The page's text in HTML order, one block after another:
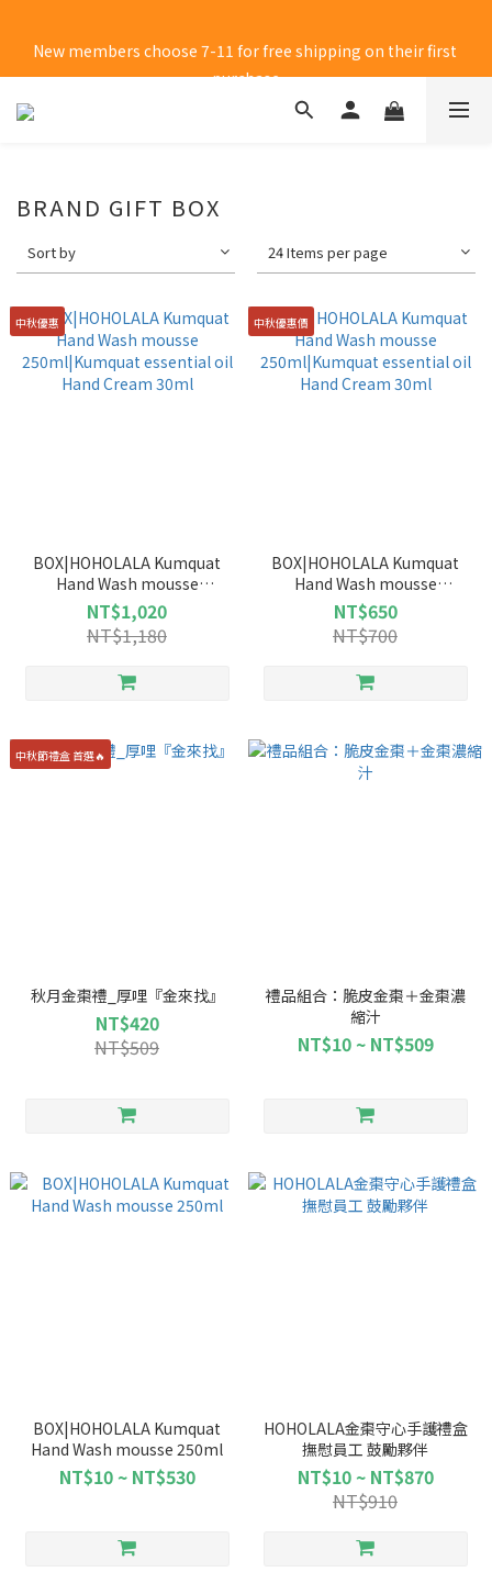
purchase
purchase
BRAND GIFT BOX
Sort by 24 Items per page
中秋優惠
BOX|HOHOLALA Kumquat
Hand Wash mousse
250ml|Kumquat essential oil
Hand Cream 30ml
NT$1,020
NT$1,180
中秋優惠價
BOX|HOHOLALA Kumquat
Hand Wash mousse
250ml|Kumquat essential oil
Hand Cream 30ml
NT$650
NT$700
中秋節禮盒 首選🔥
秋月金棗禮_厚哩『金來找』
NT$420
NT$509
禮品組合：脆皮金棗＋金棗濃
縮汁
NT$10 ~ NT$509
BOX|HOHOLALA Kumquat
Hand Wash mousse 250ml
NT$10 ~ NT$530
HOHOLALA金棗守心手護禮盒
撫慰員工 鼓勵夥伴
NT$10 ~ NT$870
NT$910